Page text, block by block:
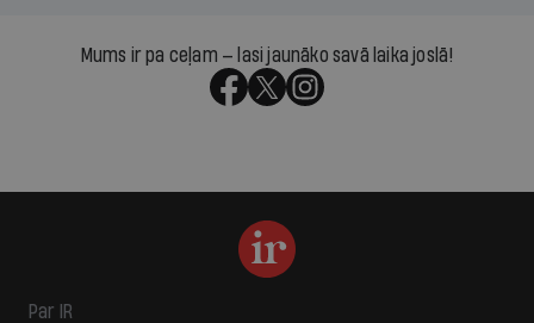
Mums ir pa ceļam — lasi jaunāko savā laika joslā!
Par IR